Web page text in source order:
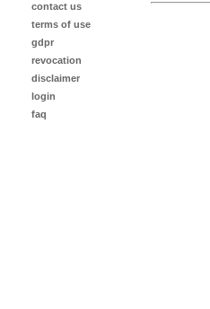
contact us
terms of use
gdpr
revocation
disclaimer
login
faq